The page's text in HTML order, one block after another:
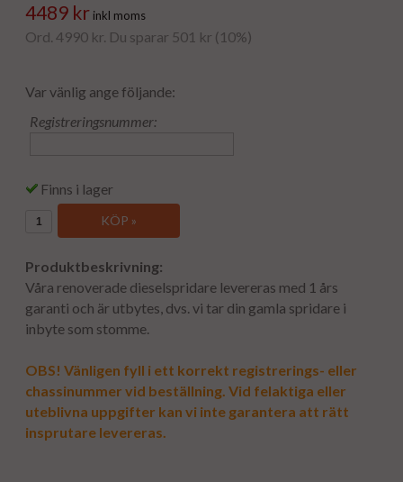
4489 kr inkl moms
Ord. 4990 kr. Du sparar 501 kr (10%)
Var vänlig ange följande:
Registreringsnummer:
Finns i lager
KÖP »
Produktbeskrivning:
Våra renoverade dieselspridare levereras med 1 års
garanti och är utbytes, dvs. vi tar din gamla spridare i
inbyte som stomme.
OBS! Vänligen fyll i ett korrekt registrerings- eller
chassinummer vid beställning. Vid felaktiga eller
uteblivna uppgifter kan vi inte garantera att rätt
insprutare levereras.